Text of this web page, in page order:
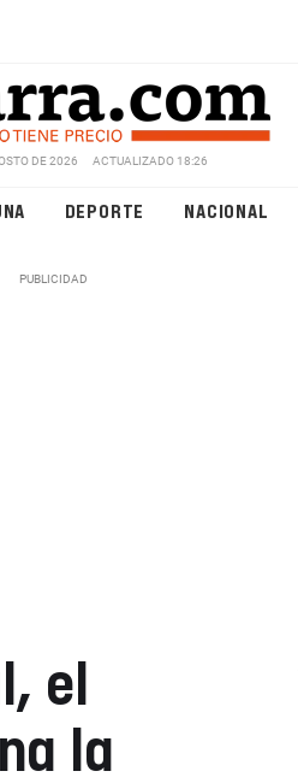
DE 2026 ACTUALIZADO 18:26
DEPORTE NACIONAL
el
la